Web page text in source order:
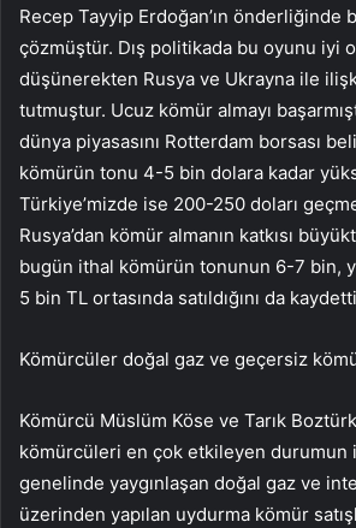
Recep Tayyip Erdoğan’ın önderliğinde
çözmüştür. Dış politikada bu oyunu iyi
düşünerekten Rusya ve Ukrayna ile
tutmuştur. Ucuz kömür almayı
dünya piyasasını Rotterdam borsası
kömürün tonu 4-5 bin dolara kadar
Türkiye’mizde ise 200-250 doları
Rusya’dan kömür almanın katkısı
bugün ithal kömürün tonunun 6-7 bin,
5 bin TL ortasında satıldığını da
Kömürcüler doğal gaz ve geçersiz
Kömürcü Müslüm Köse ve Tarık
kömürcüleri en çok etkileyen durumun
genelinde yaygınlaşan doğal gaz ve
üzerinden yapılan uydurma kömür